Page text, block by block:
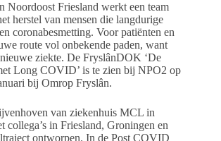
Friesland werkt een team
herstel van mensen die langdurige
coronabesmetting. Voor patiënten en
route vol onbekende paden, want
ziekte. De FryslânDOK ‘De
Long COVID’ is te zien bij NPO2 op
bij Omrop Fryslân.
van ziekenhuis MCL in
collega’s in Friesland, Groningen en
ontworpen. In de Post COVID